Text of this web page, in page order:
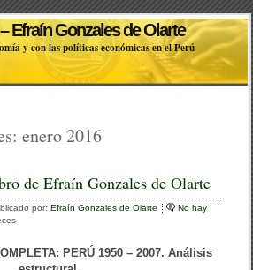
Efraín Gonzales de Olarte
y con las políticas económicas en el Perú
enero 2016
de Efraín Gonzales de Olarte
por:Efraín Gonzales de Olarte
No hay
PERÚ 1950 – 2007. Análisis